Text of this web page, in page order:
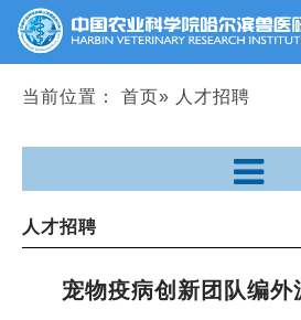
当前位置： 首页» 人才招聘
人才招聘
宠物疫病创新团队编外